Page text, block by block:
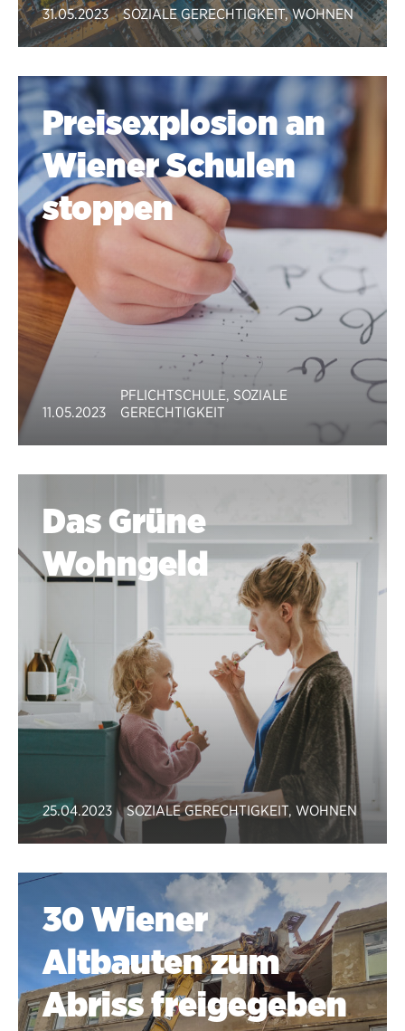
31.05.2023 SOZIALE GERECHTIGKEIT,WOHNEN
Preisexplosion an
Wiener Schulen
stoppen
11.05.2023
PFLICHTSCHULE, SOZIALE
GERECHTIGKEIT
Das Grüne
Wohngeld
25.04.2023 SOZIALE GERECHTIGKEIT, WOHNEN
30 Wiener
Altbauten zum
Abriss freigegeben